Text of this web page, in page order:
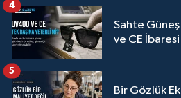
Sahte
ve CE
4
Bir Gözlük
5